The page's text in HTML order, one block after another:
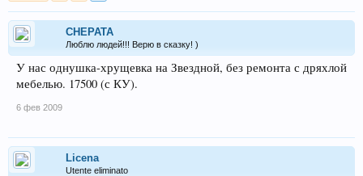
CHEPATA
Люблю людей!!! Верю в сказку! )
У нас однушка-хрущевка на Звездной, без ремонта с дряхлой
мебелью. 17500 (с КУ).
6 фев 2009
Licena
Utente eliminato